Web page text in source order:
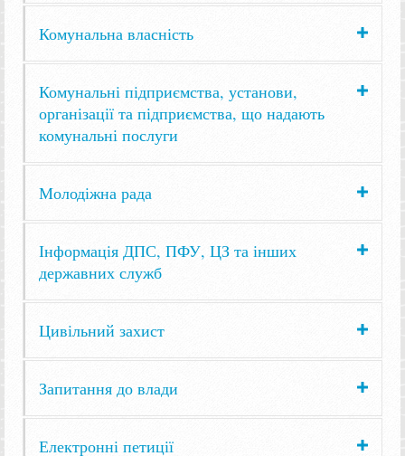
Комунальна власність
Комунальні підприємства, установи,
організації та підприємства, що надають
комунальні послуги
Молодіжна рада
Інформація ДПС, ПФУ, ЦЗ та інших
державних служб
Цивільний захист
Запитання до влади
Електронні петиції